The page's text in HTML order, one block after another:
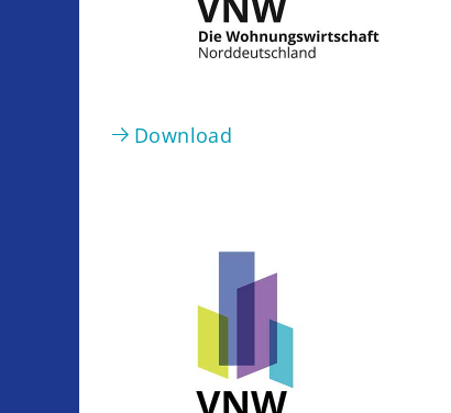
Download